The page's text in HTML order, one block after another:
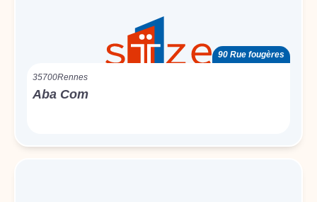
90 Rue fougères
35700Rennes
Aba Com